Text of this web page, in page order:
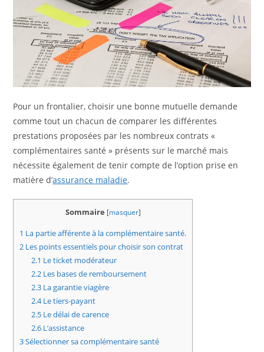
Pour un frontalier, choisir une bonne mutuelle demande
comme tout un chacun de comparer les différentes
prestations proposées par les nombreux contrats «
complémentaires santé » présents sur le marché mais
nécessite également de tenir compte de l’option prise en
matière d’assurance maladie.
Sommaire [masquer]
1 La partie afférente à la complémentaire santé.
2 Les points essentiels pour choisir son contrat
2.1 Le ticket modérateur
2.2 Les bases de remboursement
2.3 La garantie viagère
2.4Le tiers-payant
2.5 Le délai de carence
2.6 L’assistance
3Sélectionner sa complémentaire santé